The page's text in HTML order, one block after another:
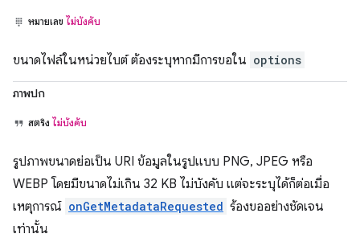
หมายเลข ไม่บังคับ
ขนาดไฟล์ในหน่วยไบต์ ต้องระบุหากมีการขอใน options
ภาพปก
สตริง ไม่บังคับ
รูปภาพขนาดย่อเป็น URI ข้อมูลในรูปแบบ PNG, JPEG หรือ
WEBP โดยมีขนาดไม่เกิน 32 KB ไม่บังคับ แต่จะระบุได้ก็ต่อเมื่อ
เหตุการณ์ onGetMetadataRequested ร้องขออย่างชัดเจน
เท่านั้น